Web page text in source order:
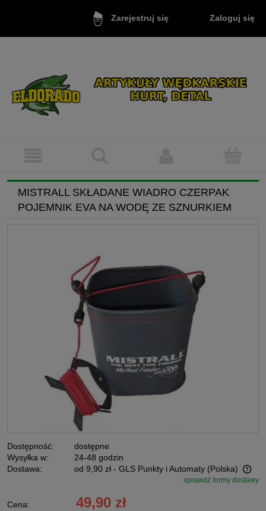
Zarejestruj się Zaloguj się
MISTRALL SKŁADANE WIADRO CZERPAK
POJEMNIK EVA NA WODĘ ZE SZNURKIEM
Dostępność:
dostępne
Wysyłka w:
24-48 godzin
Dostawa:
od 9,90 zł - GLS Punkty i Automaty (Polska)
Cena nie zawiera ewentualnych kosztów płatnościsprawdź formy dostawy
Cena: 49,90 zł